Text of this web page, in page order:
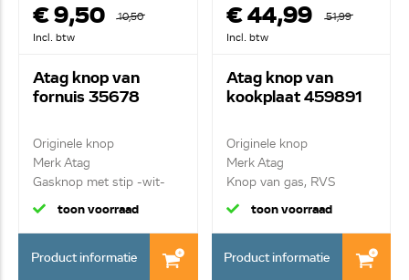
€ 9,50
10,50
Incl. btw
Atag knop van
fornuis 35678
Originele knop
Merk Atag
Gasknop met stip -wit-
toon voorraad
Product informatie
€ 44,99
51,99
Incl. btw
Atag knop van
kookplaat 459891
Originele knop
Merk Atag
Knop van gas, RVS
toon voorraad
Product informatie